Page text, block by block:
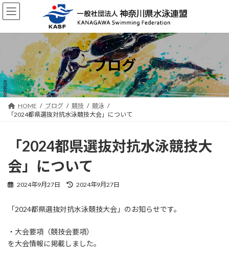
コ
ン
ン
キ
ッ
プ
ナ
ビ
ー
に
移
動
ブログ
HOME ブログ 競技
競泳
「2024都県選抜対抗水泳競技大会」について
「2024都県選抜対抗水泳競技大
会」について
2024年9月27日
最
新
時
2024年9月27日
「2024都県選抜対抗水泳競技大会」のお知らせです。
・大会要項（競技会要項）
を大会情報に掲載しました。